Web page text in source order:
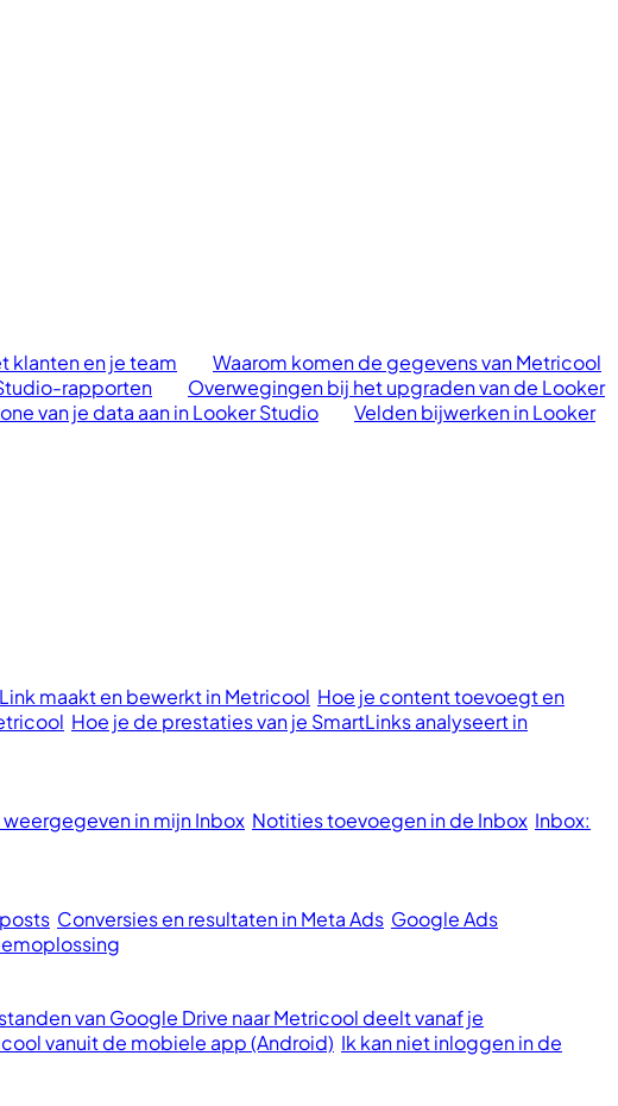
klanten en je team
Waarom komen de gegevens van Metricool
rapporten
Overwegingen bij het upgraden van de Looker
van je data aan in Looker Studio
Velden bijwerken in Looker
maakt en bewerkt in Metricool Hoe je content toevoegt en
Hoe je de prestaties van je SmartLinks analyseert in
in mijn Inbox Notities toevoegen in de Inbox Inbox:
Conversies en resultaten in Meta Ads Google Ads
van Google Drive naar Metricool deelt vanaf je
vanuit de mobiele app (Android) Ik kan niet inloggen in de